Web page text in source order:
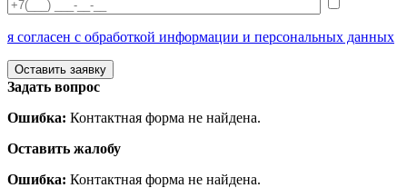
я согласен с обработкой информации и персональных данных
Задать вопрос
Ошибка: Контактная форма не найдена.
Оставить жалобу
Ошибка: Контактная форма не найдена.